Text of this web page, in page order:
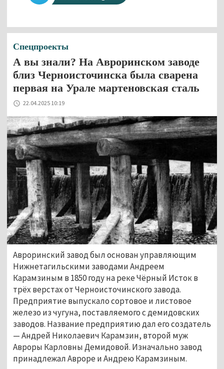
Спецпроекты
А вы знали? На Авроринском заводе
близ Черноисточинска была сварена
первая на Урале мартеновская сталь
22.04.2025 10:19
Авроринский завод был основан управляющим
Нижнетагильскими заводами Андреем
Карамзиным в 1850 году на реке Чёрный Исток в
трёх верстах от Черноисточинского завода.
Предприятие выпускало сортовое и листовое
железо из чугуна, поставляемого с демидовских
заводов. Название предприятию дал его создатель
— Андрей Николаевич Карамзин, второй муж
Авроры Карловны Демидовой. Изначально завод
принадлежал Авроре и Андрею Карамзиным.